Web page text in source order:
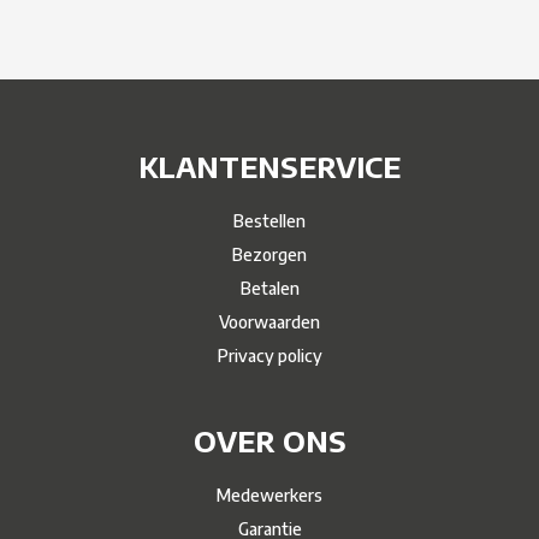
KLANTENSERVICE
Bestellen
Bezorgen
Betalen
Voorwaarden
Privacy policy
OVER ONS
Medewerkers
Garantie